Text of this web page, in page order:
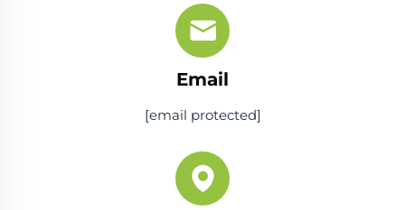
Email
[email protected]